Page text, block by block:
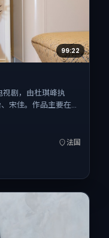
99:22
视剧，由杜琪峰执
宋佳。作品主要在法
法国